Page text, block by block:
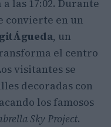
las 17:02. Durante
convierte en un
, un
el centro
visitantes se
decoradas con
los famosos
Sky Project.